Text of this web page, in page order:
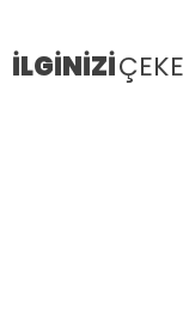
İLGİNİZİ